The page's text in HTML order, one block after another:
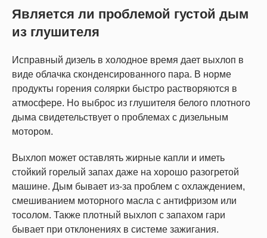
Является ли проблемой густой дым
из глушителя
Исправный дизель в холодное время дает выхлоп в
виде облачка сконденсированного пара. В норме
продукты горения солярки быстро растворяются в
атмосфере. Но выброс из глушителя белого плотного
дыма свидетельствует о проблемах с дизельным
мотором.
Выхлоп может оставлять жирные капли и иметь
стойкий горелый запах даже на хорошо разогретой
машине. Дым бывает из-за проблем с охлаждением,
смешиванием моторного масла с антифризом или
тосолом. Также плотный выхлоп с запахом гари
бывает при отклонениях в системе зажигания.